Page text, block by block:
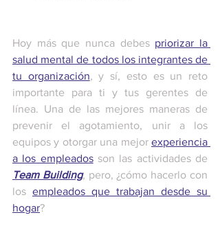
Hoy más que nunca debes priorizar la
salud mental de todos los integrantes de
tu organización, y sí, esto es un reto
importante para ti y tus gerentes de
línea. Una de las mejores maneras de
prevenir el agotamiento, unir a los
equipos y otorgar una mejor experiencia
a los empleados
Team Building, pero, ¿cómo hacerlo con
los empleados que trabajan desde su
hogar?